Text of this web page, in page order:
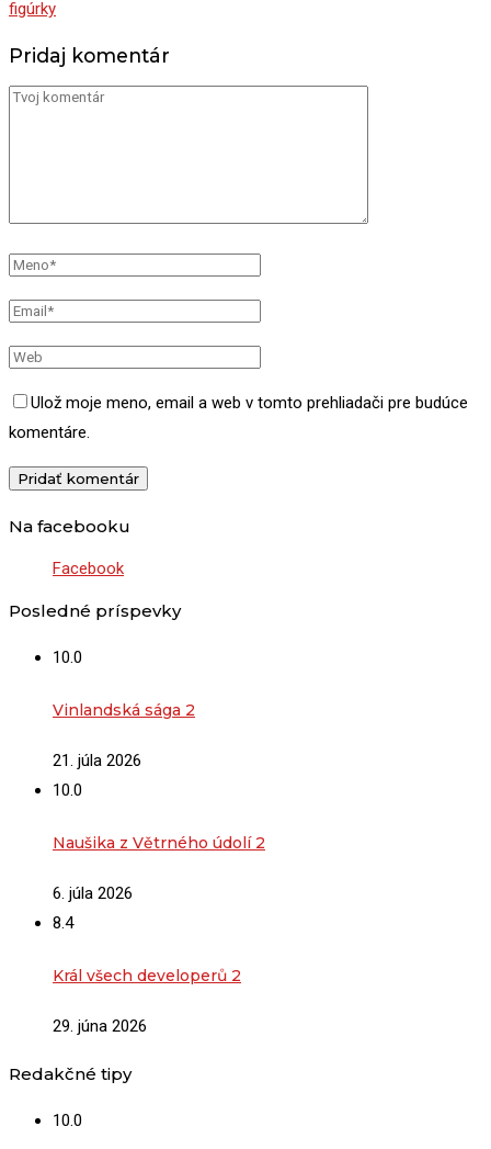
figúrky
Pridaj komentár
Ulož moje meno, email a web v tomto prehliadači pre budúce
komentáre.
Na facebooku
Facebook
Posledné príspevky
10.0
Vinlandská sága 2
21. júla 2026
10.0
Naušika z Větrného údolí 2
6. júla 2026
8.4
Král všech developerů 2
29. júna 2026
Redakčné tipy
10.0